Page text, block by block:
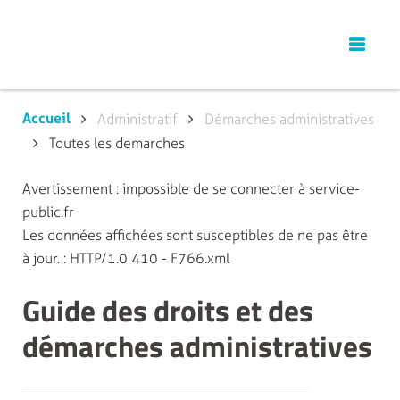
Accueil Administratif
Démarches administratives
Toutes les demarches
Avertissement : impossible de se connecter à service-
public.fr
Les données affichées sont susceptibles de ne pas être
à jour. : HTTP/1.0 410 - F766.xml
Guide des droits et des
démarches administratives